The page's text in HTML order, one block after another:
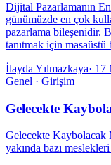
Dijital Pazarlamanın
günümüzde en çok
pazarlama bileşenidir.
tanıtmak için
İlayda Yılmazkaya· 17
Genel · Girişim
Gelecekte
Gelecekte Kaybolacak
yakında bazı